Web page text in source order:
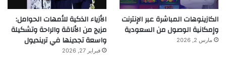
الكازينوهات المباشرة عبر الإنترنت
وإمكانية الوصول من السعودية
مارس 2, 2026
الأزياء الذكية للأمهات الحوامل:
مزيج من الأناقة والراحة وتشكيلة
واسعة تجدينها في ترينديول
فبراير 27, 2026